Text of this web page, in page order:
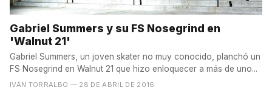
Gabriel Summers y su FS Nosegrind en
'Walnut 21'
Gabriel Summers, un joven skater no muy conocido, planchó un
FS Nosegrind en Walnut 21 que hizo enloquecer a más de uno...
IVÁN TORRALBO — 28 DE ABRIL DE 2016